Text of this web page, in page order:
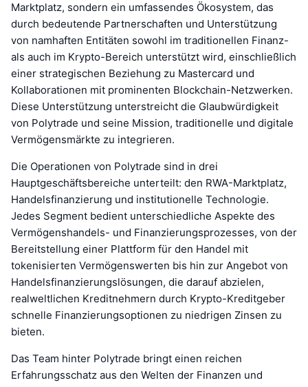
Marktplatz, sondern ein umfassendes Ökosystem, das
durch bedeutende Partnerschaften und Unterstützung
von namhaften Entitäten sowohl im traditionellen Finanz-
als auch im Krypto-Bereich unterstützt wird, einschließlich
einer strategischen Beziehung zu Mastercard und
Kollaborationen mit prominenten Blockchain-Netzwerken.
Diese Unterstützung unterstreicht die Glaubwürdigkeit
von Polytrade und seine Mission, traditionelle und digitale
Vermögensmärkte zu integrieren.
Die Operationen von Polytrade sind in drei
Hauptgeschäftsbereiche unterteilt: den RWA-Marktplatz,
Handelsfinanzierung und institutionelle Technologie.
Jedes Segment bedient unterschiedliche Aspekte des
Vermögenshandels- und Finanzierungsprozesses, von der
Bereitstellung einer Plattform für den Handel mit
tokenisierten Vermögenswerten bis hin zur Angebot von
Handelsfinanzierungslösungen, die darauf abzielen,
realweltlichen Kreditnehmern durch Krypto-Kreditgeber
schnelle Finanzierungsoptionen zu niedrigen Zinsen zu
bieten.
Das Team hinter Polytrade bringt einen reichen
Erfahrungsschatz aus den Welten der Finanzen und